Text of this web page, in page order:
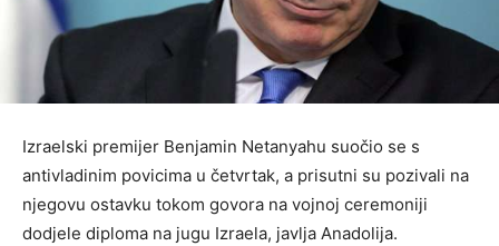
Izraelski premijer Benjamin Netanyahu suočio se s
antivladinim povicima u četvrtak, a prisutni su pozivali na
njegovu ostavku tokom govora na vojnoj ceremoniji
dodjele diploma na jugu Izraela, javlja Anadolija.